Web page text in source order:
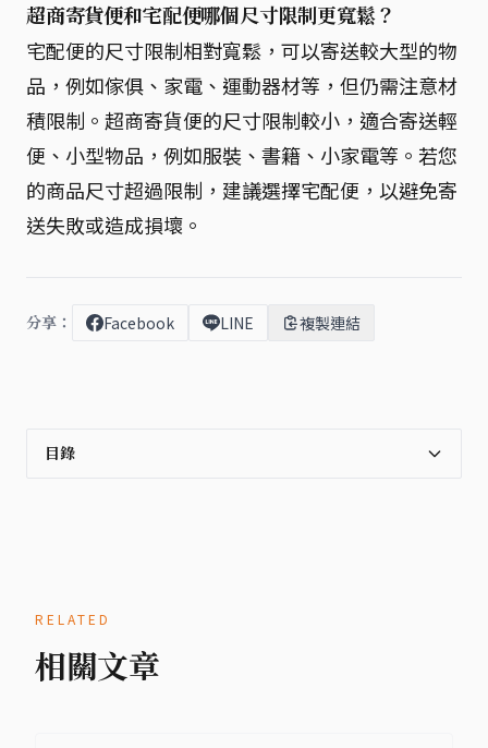
超商寄貨便和宅配便哪個尺寸限制更寬鬆？
宅配便的尺寸限制相對寬鬆，可以寄送較大型的物
品，例如傢俱、家電、運動器材等，但仍需注意材
積限制。超商寄貨便的尺寸限制較小，適合寄送輕
便、小型物品，例如服裝、書籍、小家電等。若您
的商品尺寸超過限制，建議選擇宅配便，以避免寄
送失敗或造成損壞。
分享： Facebook LINE 複製連結
目錄
RELATED
相關文章